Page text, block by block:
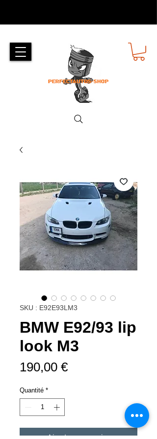
SKU : E92E93LM3
BMW E92/93 lip
look M3
190,00 €Prix
Quantité *
Ajouter au panier